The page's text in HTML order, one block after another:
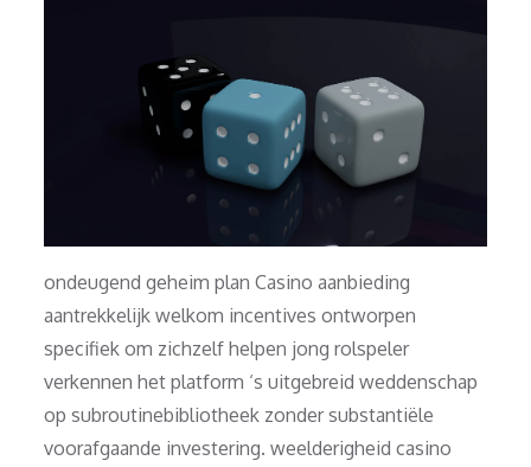
ondeugend geheim plan Casino aanbieding
aantrekkelijk welkom incentives ontworpen
specifiek om zichzelf helpen jong rolspeler
verkennen het platform ‘s uitgebreid weddenschap
op subroutinebibliotheek zonder substantiële
voorafgaande investering. weelderigheid casino